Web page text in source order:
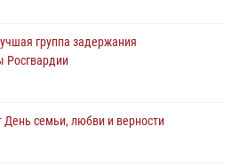
на открытии III семейных
группа задержания
Росгвардии
семьи, любви и верности